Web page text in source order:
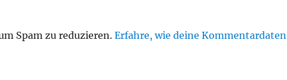
Spam zu reduzieren.Erfahre, wie deine Kommentardaten